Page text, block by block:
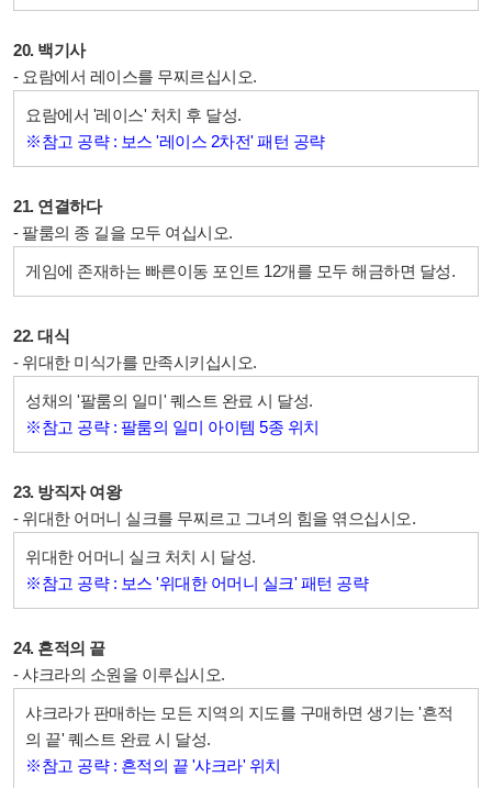
20. 백기사
- 요람에서 레이스를 무찌르십시오.
요람에서 '레이스' 처치 후 달성.
※참고 공략 : 보스 '레이스 2차전' 패턴 공략
21. 연결하다
- 팔룸의 종 길을 모두 여십시오.
게임에 존재하는 빠른이동 포인트 12개를 모두 해금하면 달성.
22. 대식
- 위대한 미식가를 만족시키십시오.
성채의 '팔룸의 일미' 퀘스트 완료 시 달성.
※참고 공략 : 팔룸의 일미 아이템 5종 위치
23. 방직자 여왕
- 위대한 어머니 실크를 무찌르고 그녀의 힘을 엮으십시오.
위대한 어머니 실크 처치 시 달성.
※참고 공략 : 보스 '위대한 어머니 실크' 패턴 공략
24. 흔적의 끝
- 샤크라의 소원을 이루십시오.
샤크라가 판매하는 모든 지역의 지도를 구매하면 생기는 '흔적
의 끝' 퀘스트 완료 시 달성.
※참고 공략 : 흔적의 끝 '샤크라' 위치